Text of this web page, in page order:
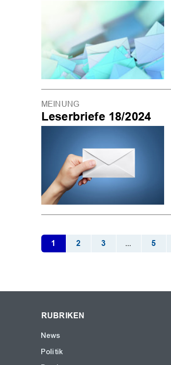
MEINUNG
Leserbriefe 18/2024
1 2 3 ... 5
RUBRIKEN
News
Politik